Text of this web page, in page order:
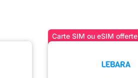
Carte SIM ou eSIM offerte